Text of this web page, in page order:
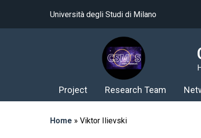
Università degli Studi di Milano
Project Research Team
Home » Viktor Ilievski